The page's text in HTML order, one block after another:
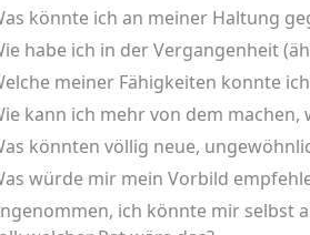
könnte ich an meiner Haltung
habe ich in der Vergangenheit
meiner Fähigkeiten konnte
kann ich mehr von dem
könnten völlig neue,
würde mir mein Vorbild
ich könnte mir selbst